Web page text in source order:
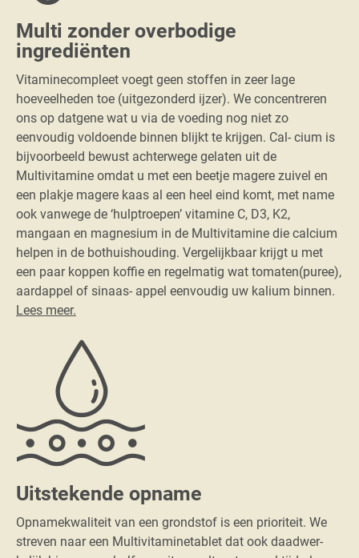
Multi zonder overbodige
ingrediënten
Vitaminecompleet voegt geen stoffen in zeer lage
hoeveelheden toe (uitgezonderd ijzer). We concentreren
ons op datgene wat u via de voeding nog niet zo
eenvoudig voldoende binnen blijkt te krijgen. Cal- cium is
bijvoorbeeld bewust achterwege gelaten uit de
Multivitamine omdat u met een beetje magere zuivel en
een plakje magere kaas al een heel eind komt, met name
ook vanwege de ‘hulptroepen’ vitamine C, D3, K2,
mangaan en magnesium in de Multivitamine die calcium
helpen in de bothuishouding. Vergelijkbaar krijgt u met
een paar koppen koffie en regelmatig wat tomaten(puree),
aardappel of sinaas- appel eenvoudig uw kalium binnen.
Lees meer.
Uitstekende opname
Opnamekwaliteit van een grondstof is een prioriteit. We
streven naar een Multivitaminetablet dat ook daadwer-